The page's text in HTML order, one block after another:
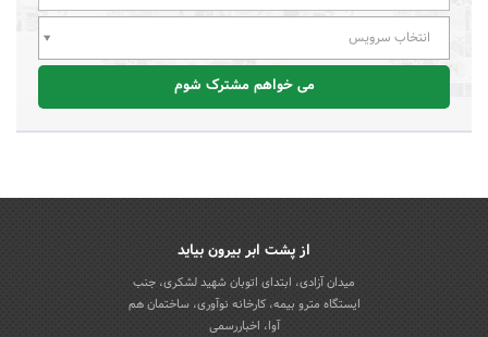
انتخاب سرویس
می خواهم مشترک شوم
از پشت ابر بیرون بیاید
میدان آزادی، ابتدای اتوبان شهید لشکری، جنب
ایستگاه مترو بیمه، کارخانه نوآوری، ساختمان هم
آوا، اخباررسمی